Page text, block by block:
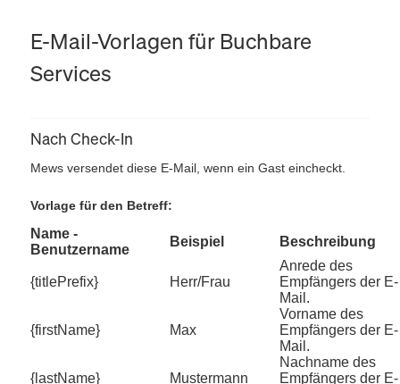
E-Mail-Vorlagen für Buchbare
Services
Nach Check-In
Mews versendet diese E-Mail, wenn ein Gast eincheckt.
Vorlage für den Betreff:
Name -
Benutzername
Beispiel Beschreibung
{titlePrefix} Herr/Frau
Anrede des
Empfängers der E-
Mail.
{firstName} Max
Vorname des
Empfängers der E-
Mail.
{lastName} Mustermann
Nachname des
Empfängers der E-